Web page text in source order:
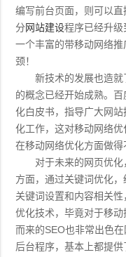
编写前台页面，则可以
分网站建设程序已经升
一个丰富的带移动网络
颈！
新技术的发展也造
的概念已经开始成熟。
化白皮书，指导广大网
化工作，这对移动网络
在移动网络优化方面做得
对于未来的网页优
方面，通过关键词优化
关键词设置和内容相关
优化技术，毕竟对于移
而来的SEO也非常出色
后台程序，基本上都提供